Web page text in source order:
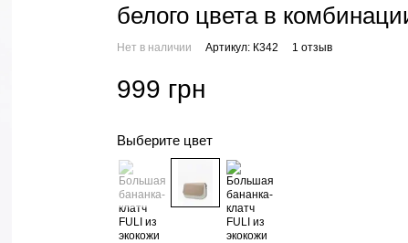
белого цвета в
Нет в наличии Артикул: К342 1 отзыв
999 грн
Выберите цвет